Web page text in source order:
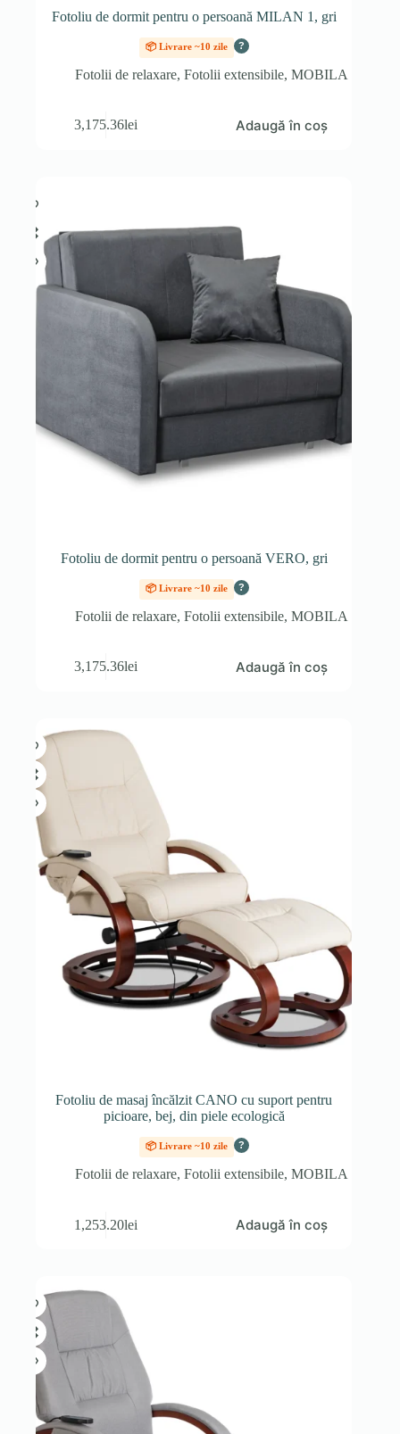
Fotoliu de dormit pentru o persoană MILAN 1, gri
📦 Livrare ~10 zile ?
Fotolii de relaxare,Fotolii extensibile,MOBILA
3,175.36lei Adaugă în coș
Fotoliu de dormit pentru o persoană VERO, gri
📦 Livrare ~10 zile ?
Fotolii de relaxare,Fotolii extensibile,MOBILA
3,175.36lei Adaugă în coș
Fotoliu de masaj încălzit CANO cu suport pentru
picioare, bej, din piele ecologică
📦 Livrare ~10 zile ?
Fotolii de relaxare,Fotolii extensibile,MOBILA
1,253.20lei Adaugă în coș